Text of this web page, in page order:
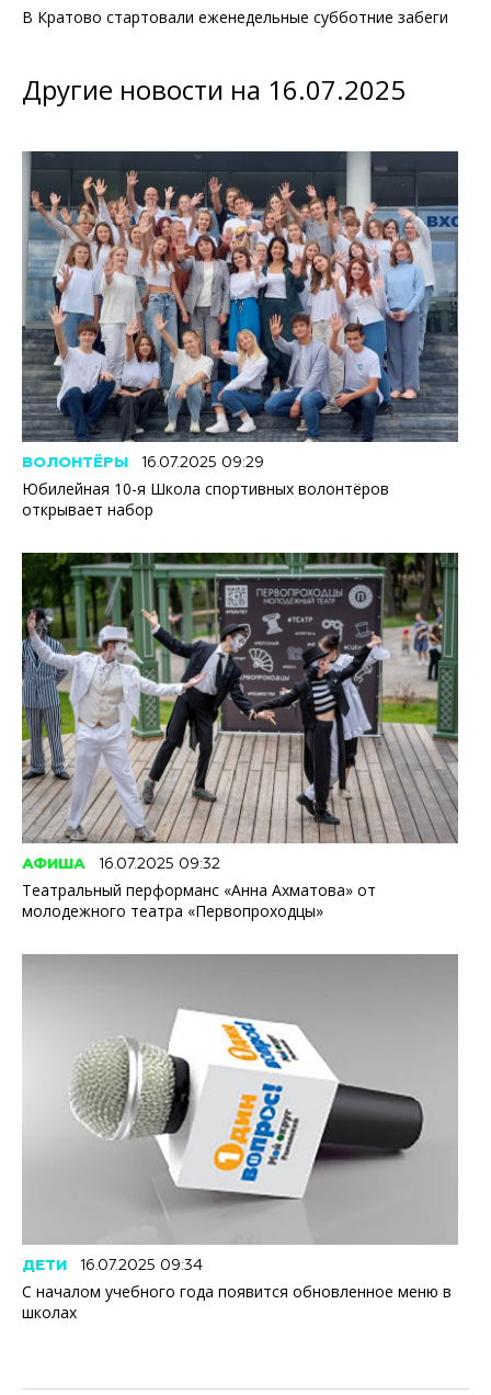
В Кратово стартовали еженедельные субботние забеги
Другие новости на 16.07.2025
ВОЛОНТЁРЫ 16.07.2025 09:29
Юбилейная 10-я Школа спортивных волонтёров
открывает набор
АФИША 16.07.2025 09:32
Театральный перформанс «Анна Ахматова» от
молодежного театра «Первопроходцы»
ДЕТИ 16.07.2025 09:34
С началом учебного года появится обновленное меню в
школах